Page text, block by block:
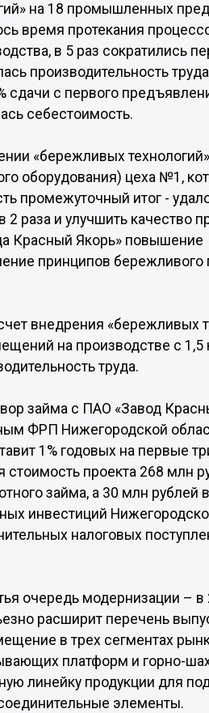
на 18 промышленных
время протекания
в 5 раз сократились
производительность
с первого
себестоимость.
«бережливых
оборудования) цеха №1,
промежуточный итог -
2 раза и улучшить качество
Красный Якорь» повышение
принципов бережливого
внедрения «бережливых
на производстве с 1,5
труда.
займа с ПАО «Завод
ФРП Нижегородской
1% годовых на первые
проекта 268 млн
займа, а 30 млн рублей
инвестиций
налоговых
очередь модернизации – в
расширит перечень
в трех сегментах
платформ и горно-
линейку продукции для
элементы.